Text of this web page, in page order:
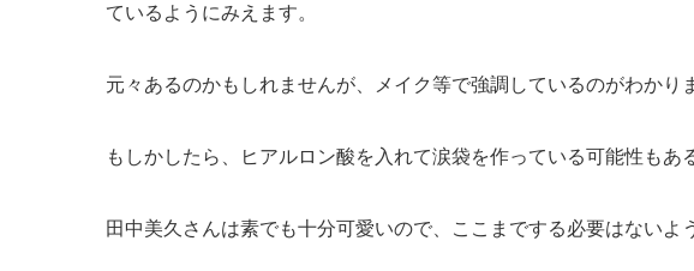
ているようにみえます。
元々あるのかもしれませんが、メイク等で強調しているのがわかり
もしかしたら、ヒアルロン酸を入れて涙袋を作っている可能性もあ
田中美久さんは素でも十分可愛いので、ここまでする必要はないよ